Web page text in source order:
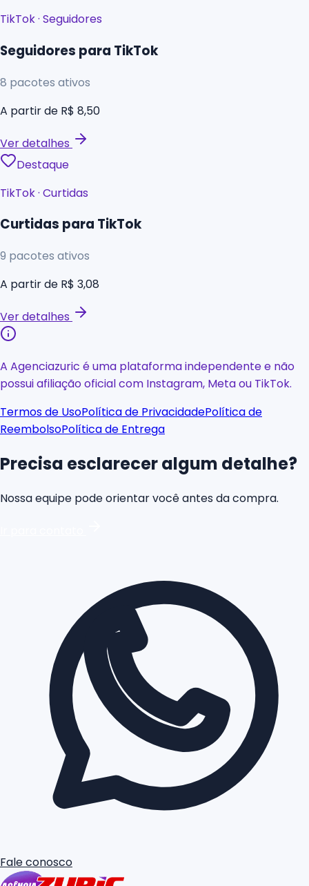
TikTok· Seguidores
Seguidores para TikTok
8 pacotes ativos
A partir de R$ 8,50
Ver detalhes
Destaque
TikTok· Curtidas
Curtidas para TikTok
9 pacotes ativos
A partir de R$ 3,08
Ver detalhes
A Agenciazuric é uma plataforma independente e não
possui afiliação oficial com Instagram, Meta ou TikTok.
Termos de UsoPolítica de PrivacidadePolítica de
ReembolsoPolítica de Entrega
Precisa esclarecer algum detalhe?
Nossa equipe pode orientar você antes da compra.
Fale conosco